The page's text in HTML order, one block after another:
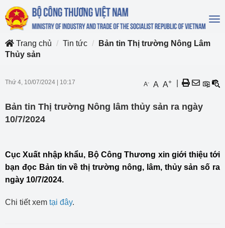
Trang chủ
Tin tức
Bản tin Thị trường Nông Lâm
Thủy sản
Thứ 4, 10/07/2024 10:17 A- A A+
Bản tin Thị trường Nông lâm thủy sản ra ngày
10/7/2024
Cục Xuất nhập khẩu, Bộ Công Thương xin giới thiệu tới
bạn đọc Bản tin về thị trường nông, lâm, thủy sản số ra
ngày 10/7/2024.
Chi tiết xem tại đây.